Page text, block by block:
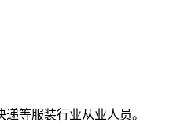
等服装行业从业人员。